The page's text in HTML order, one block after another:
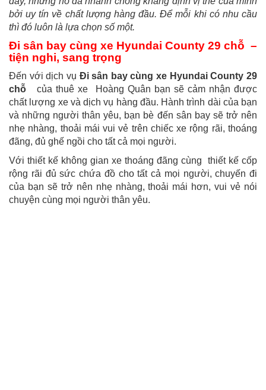
bởi uy tín về chất lượng hàng đầu. Để mỗi khi có nhu cầu
thì đó luôn là lựa chọn số một.
Đi sân bay cùng xe Hyundai County 29 chỗ –
tiện nghi, sang trọng
Đến với dịch vụ Đi sân bay cùng xe Hyundai County 29
chỗ của thuê xe Hoàng Quân bạn sẽ cảm nhận được
chất lượng xe và dịch vụ hàng đầu. Hành trình dài của bạn
và những người thân yêu, bạn bè đến sân bay sẽ trở nên
nhẹ nhàng, thoải mái vui vẻ trên chiếc xe rộng rãi, thoáng
đãng, đủ ghế ngồi cho tất cả mọi người.
Với thiết kế không gian xe thoáng đãng cùng thiết kế cốp
rộng rãi đủ sức chứa đồ cho tất cả mọi người, chuyến đi
của bạn sẽ trở nên nhẹ nhàng, thoải mái hơn, vui vẻ nói
chuyện cùng mọi người thân yêu.